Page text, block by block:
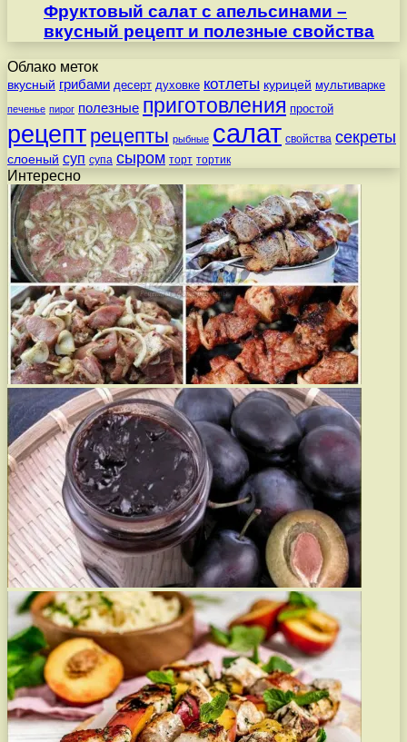
Фруктовый салат с апельсинами –
вкусный рецепт и полезные свойства
Облако меток
вкусный грибами десерт духовке котлеты курицей мультиварке
печенье пирог полезные приготовления простой
рецепт рецепты рыбные салат свойства секреты
слоеный суп супа сыром торт тортик
Интересно